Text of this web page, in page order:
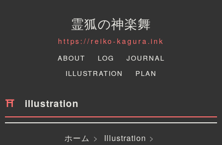
霊狐の神楽舞
https://reiko-kagura.ink
About Log
Journal
Illustration
Plan
illustration
ホーム
Illustration